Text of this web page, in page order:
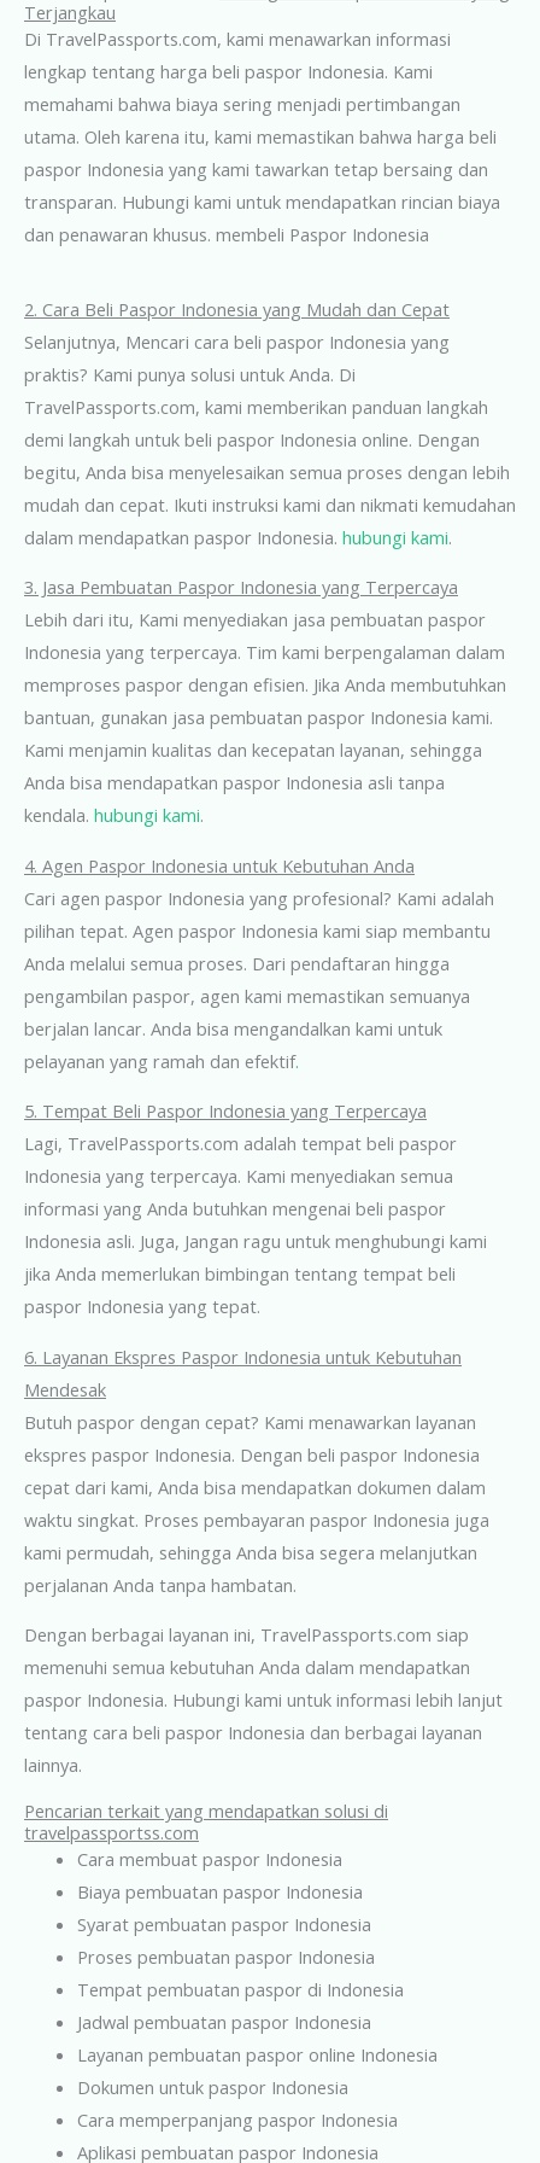
Terjangkau
Di TravelPassports.com, kami menawarkan informasi
lengkap tentang harga beli paspor Indonesia. Kami
memahami bahwa biaya sering menjadi pertimbangan
utama. Oleh karena itu, kami memastikan bahwa harga beli
paspor Indonesia yang kami tawarkan tetap bersaing dan
transparan. Hubungi kami untuk mendapatkan rincian biaya
dan penawaran khusus. membeli Paspor Indonesia
2. Cara Beli Paspor Indonesia yang Mudah dan Cepat
Selanjutnya, Mencari cara beli paspor Indonesia yang
praktis? Kami punya solusi untuk Anda. Di
TravelPassports.com, kami memberikan panduan langkah
demi langkah untuk beli paspor Indonesia online. Dengan
begitu, Anda bisa menyelesaikan semua proses dengan lebih
mudah dan cepat. Ikuti instruksi kami dan nikmati kemudahan
dalam mendapatkan paspor Indonesia. hubungi kami.
3. Jasa Pembuatan Paspor Indonesia yang Terpercaya
Lebih dari itu, Kami menyediakan jasa pembuatan paspor
Indonesia yang terpercaya. Tim kami berpengalaman dalam
memproses paspor dengan efisien. Jika Anda membutuhkan
bantuan, gunakan jasa pembuatan paspor Indonesia kami.
Kami menjamin kualitas dan kecepatan layanan, sehingga
Anda bisa mendapatkan paspor Indonesia asli tanpa
kendala. hubungi kami.
4. Agen Paspor Indonesia untuk Kebutuhan Anda
Cari agen paspor Indonesia yang profesional? Kami adalah
pilihan tepat. Agen paspor Indonesia kami siap membantu
Anda melalui semua proses. Dari pendaftaran hingga
pengambilan paspor, agen kami memastikan semuanya
berjalan lancar. Anda bisa mengandalkan kami untuk
pelayanan yang ramah dan efektif.
5. Tempat Beli Paspor Indonesia yang Terpercaya
Lagi, TravelPassports.com adalah tempat beli paspor
Indonesia yang terpercaya. Kami menyediakan semua
informasi yang Anda butuhkan mengenai beli paspor
Indonesia asli. Juga, Jangan ragu untuk menghubungi kami
jika Anda memerlukan bimbingan tentang tempat beli
paspor Indonesia yang tepat.
6. Layanan Ekspres Paspor Indonesia untuk Kebutuhan
Mendesak
Butuh paspor dengan cepat? Kami menawarkan layanan
ekspres paspor Indonesia. Dengan beli paspor Indonesia
cepat dari kami, Anda bisa mendapatkan dokumen dalam
waktu singkat. Proses pembayaran paspor Indonesia juga
kami permudah, sehingga Anda bisa segera melanjutkan
perjalanan Anda tanpa hambatan.
Dengan berbagai layanan ini, TravelPassports.com siap
memenuhi semua kebutuhan Anda dalam mendapatkan
paspor Indonesia. Hubungi kami untuk informasi lebih lanjut
tentang cara beli paspor Indonesia dan berbagai layanan
lainnya.
Pencarian terkait yang mendapatkan solusi di
travelpassportss.com
Cara membuat paspor Indonesia
Biaya pembuatan paspor Indonesia
Syarat pembuatan paspor Indonesia
Proses pembuatan paspor Indonesia
Tempat pembuatan paspor di Indonesia
Jadwal pembuatan paspor Indonesia
Layanan pembuatan paspor online Indonesia
Dokumen untuk paspor Indonesia
Cara memperpanjang paspor Indonesia
Aplikasi pembuatan paspor Indonesia